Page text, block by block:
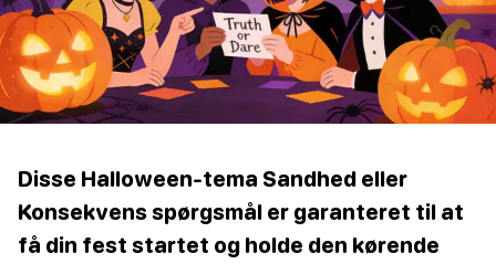
Disse Halloween-tema Sandhed eller
Konsekvens spørgsmål er garanteret til at
få din fest startet og holde den kørende